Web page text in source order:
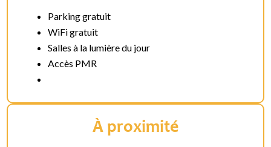
Parking gratuit
WiFi gratuit
Salles à la lumière du jour
Accès PMR
À proximité